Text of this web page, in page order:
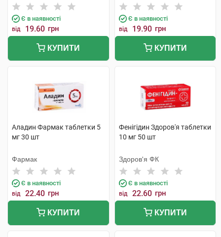
Є в наявності
від 19.60 грн
КУПИТИ
Є в наявності
від 19.90 грн
КУПИТИ
Аладин Фармак таблетки 5
мг 30 шт
Фармак
Є в наявності
від 22.40 грн
КУПИТИ
Фенігідин Здоров'я таблетки
10 мг 50 шт
Здоров'я ФК
Є в наявності
від 22.60 грн
КУПИТИ